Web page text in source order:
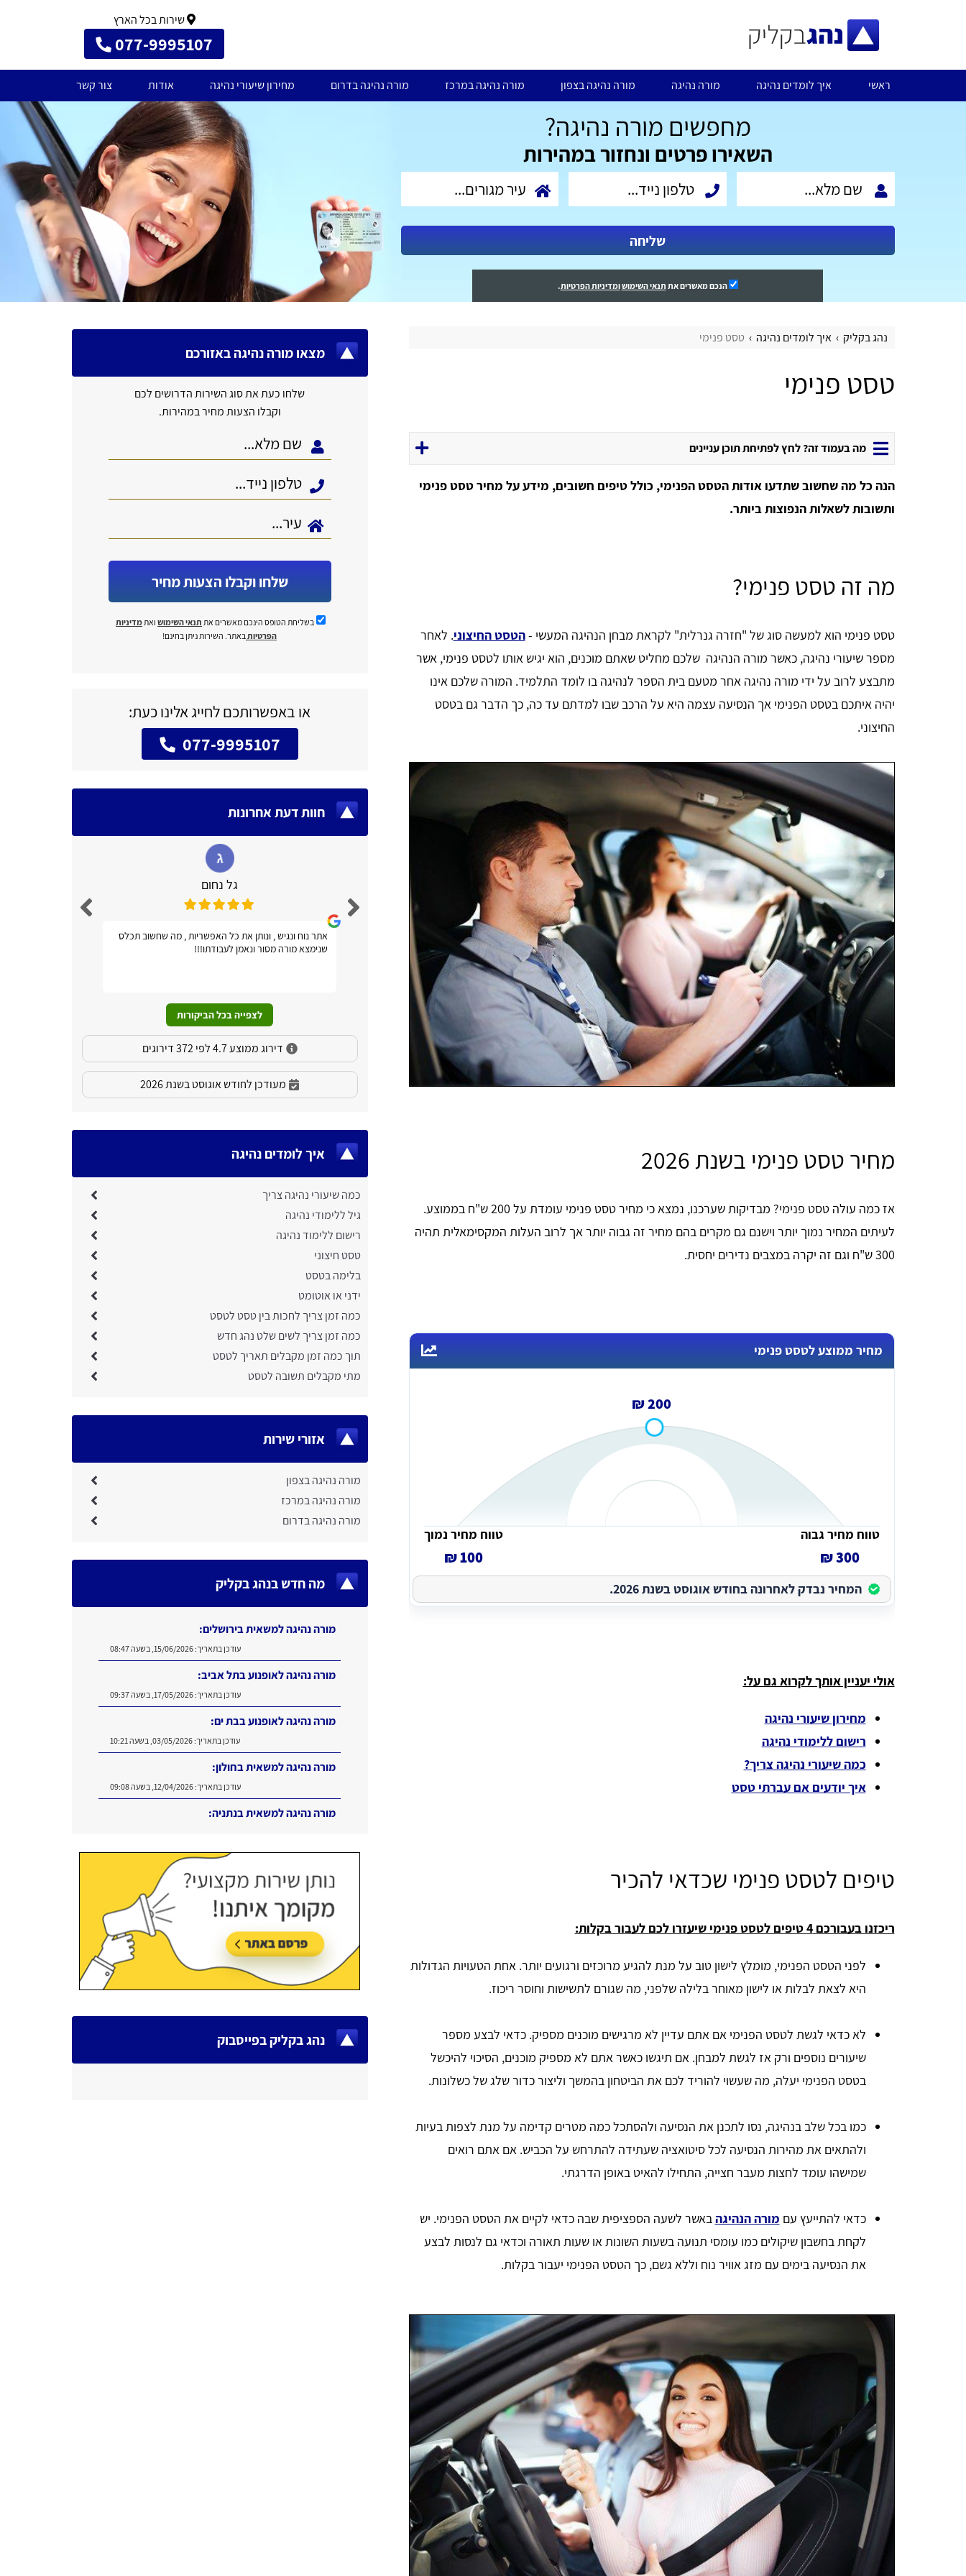
שירות בכל הארץ
077-9995107
ראשי איך לומדים נהיגה מורה נהיגה מורה נהיגה בצפון מורה נהיגה במרכז מורה נהיגה בדרום מחירון שיעורי נהיגה אודות צור קשר
מחפשים מורה נהיגה?
השאירו פרטים ונחזור במהירות
שליחה
הנכם מאשרים את תנאי השימושומדיניות הפרטיות.
נהג בקליק איך לומדים נהיגה טסט פנימי
טסט פנימי
מה בעמוד זה? לחץ לפתיחת תוכן עניינים
הנה כל מה שחשוב שתדעו אודות הטסט הפנימי, כולל טיפים חשובים, מידע על מחיר טסט פנימי
ותשובות לשאלות הנפוצות ביותר.
מה זה טסט פנימי?
טסט פנימי הוא למעשה סוג של "חזרה גנרלית" לקראת מבחן הנהיגה המעשי -הטסט החיצוני. לאחר
מספר שיעורי נהיגה, כאשר מורה הנהיגה שלכם מחליט שאתם מוכנים, הוא יגיש אותו לטסט פנימי, אשר
מתבצע לרוב על ידי מורה נהיגה אחר מטעם בית הספר לנהיגה בו לומד התלמיד. המורה שלכם אינו
יהיה איתכם בטסט הפנימי אך הנסיעה עצמה היא על הרכב שבו למדתם עד כה, כך הדבר גם בטסט
החיצוני.
מחיר טסט פנימי בשנת 2026
אז כמה עולה טסט פנימי? מבדיקות שערכנו, נמצא כי מחיר טסט פנימי עומדת על 200 ש"ח בממוצע.
לעיתים המחיר נמוך יותר וישנם גם מקרים בהם מחיר זה גבוה יותר אך לרוב העלות המקסימאלית תהיה
300 ש"ח וגם זה יקרה במצבים נדירים יחסית.
מחיר ממוצע לטסט פנימי
200 ₪
טווח מחיר גבוה
300 ₪
טווח מחיר נמוך
100 ₪
המחיר נבדק לאחרונה בחודש אוגוסט בשנת 2026.
אולי יעניין אותך לקרוא גם על:
מחירון שיעורי נהיגה
רישום ללימודי נהיגה
כמה שיעורי נהיגה צריך?
איך יודעים אם עברתי טסט
טיפים לטסט פנימי שכדאי להכיר
ריכזנו בעבורכם 4 טיפים לטסט פנימי שיעזרו לכם לעבור בקלות:
לפני הטסט הפנימי, מומלץ לישון טוב על מנת להגיע מרוכזים ורגועים יותר. אחת הטעויות הגדולות
היא לצאת לבלות או לישון מאוחר בלילה שלפני, מה שגורם לתשישות וחוסר ריכוז.
לא כדאי לגשת לטסט הפנימי אם אתם עדיין לא מרגישים מוכנים מספיק. כדאי לבצע מספר
שיעורים נוספים ורק אז לגשת למבחן. אם תיגשו כאשר אתם לא מספיק מוכנים, הסיכוי להיכשל
בטסט הפנימי יעלה, מה שעשוי להוריד לכם את הביטחון בהמשך וליצור כדור שלג של כשלונות.
כמו בכל שלב בנהיגה, נסו לתכנן את הנסיעה ולהסתכל כמה מטרים קדימה על מנת לצפות בעיות
ולהתאים את מהירות הנסיעה לכל סיטואציה שעתידה להתרחש על הכביש. אם אתם רואים
שמישהו עומד לחצות מעבר חצייה, התחילו להאיט באופן הדרגתי.
כדאי להתייעץ עם מורה הנהיגהבאשר לשעה הספציפית שבה כדאי לקיים את הטסט הפנימי. יש
לקחת בחשבון שיקולים כמו עומסי תנועה בשעות השונות או שעות תאורה וכדאי גם לנסות לבצע
את הנסיעה בימים עם מזג אוויר נוח וללא גשם, כך הטסט הפנימי יעבור בקלות.
מצאו מורה נהיגה באזורכם
שלחו כעת את סוג השירות הדרושים לכם
וקבלו הצעות מחיר במהירות.
שלחו וקבלו הצעות מחיר
בשליחת הטופס הינכם מאשרים את תנאי השימושואתמדיניות
הפרטיותבאתר. השירות ניתן בחינם!
או באפשרותכם לחייג אלינו כעת:
077-9995107
חוות דעת אחרונות
גל נחום
אתר נוח ונגיש , ונותן את כל האפשריות , מה שחשוב תכלס
שנימצא מורה מסור ונאמן לעבודתו!!!
Fran Efrat Shifrin Salinger
אתר נוח מאוד לשימוש, אני מקווה שגם אעזר בו.
RUTH
אחלה אתר מרכז את כל החומר במורה קצרה ברורה
ומתומצתת❤️
לצפייה בכל הביקורות
דירוג ממוצע 4.7 לפי 372 דירוגים
מעודכן לחודש אוגוסט בשנת 2026
איך לומדים נהיגה
כמה שיעורי נהיגה צריך
גיל ללימודי נהיגה
רישום ללימוד נהיגה
טסט חיצוני
בלימה בטסט
ידני או אוטומט
כמה זמן צריך לחכות בין טסט לטסט
כמה זמן צריך לשים שלט נהג חדש
תוך כמה זמן מקבלים תאריך לטסט
מתי מקבלים תשובה לטסט
אזורי שירות
מורה נהיגה בצפון
מורה נהיגה במרכז
מורה נהיגה בדרום
מה חדש בנהג בקליק
מורה נהיגה למשאית בירושלים:
עודכן בתאריך:15/06/2026, בשעה 08:47
מורה נהיגה לאופנוע בתל אביב:
עודכן בתאריך:17/05/2026, בשעה 09:37
מורה נהיגה לאופנוע בבת ים:
עודכן בתאריך:03/05/2026, בשעה 10:21
מורה נהיגה למשאית בחולון:
עודכן בתאריך:12/04/2026, בשעה 09:08
מורה נהיגה למשאית בנתניה:
נהג בקליק בפייסבוק